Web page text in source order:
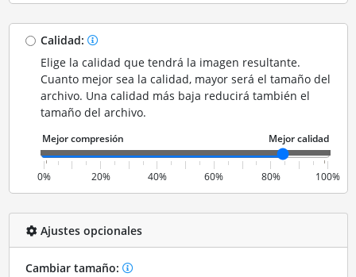
Calidad:
Elige la calidad que tendrá la imagen resultante.
Cuanto mejor sea la calidad, mayor será el tamaño del
archivo. Una calidad más baja reducirá también el
tamaño del archivo.
0% 20% 40% 60% 80% 100%
Ajustes opcionales
Cambiar tamaño: